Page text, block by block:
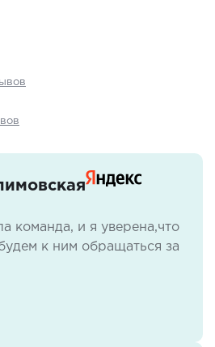
команда, и я уверена,что
к ним обращаться за